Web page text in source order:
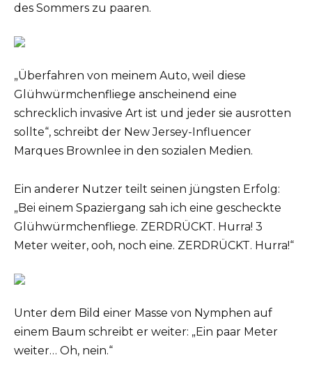
des Sommers zu paaren.
„Überfahren von meinem Auto, weil diese
Glühwürmchenfliege anscheinend eine
schrecklich invasive Art ist und jeder sie ausrotten
sollte“, schreibt der New Jersey-Influencer
Marques Brownlee in den sozialen Medien.
Ein anderer Nutzer teilt seinen jüngsten Erfolg:
„Bei einem Spaziergang sah ich eine gescheckte
Glühwürmchenfliege. ZERDRÜCKT. Hurra! 3
Meter weiter, ooh, noch eine. ZERDRÜCKT. Hurra!“
Unter dem Bild einer Masse von Nymphen auf
einem Baum schreibt er weiter: „Ein paar Meter
weiter… Oh, nein.“